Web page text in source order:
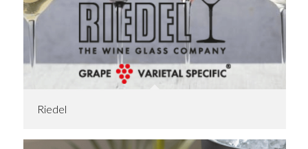
Riedel